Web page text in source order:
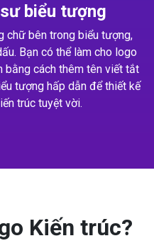
biểu tượng
chữ bên trong biểu tượng,
Bạn có thể làm cho logo
bằng cách thêm tên viết tắt
tượng hấp dẫn để thiết kế
trúc tuyệt vời.
Kiến trúc?